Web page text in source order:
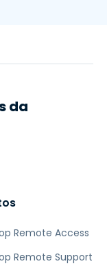
Remote Access
Remote Support
da